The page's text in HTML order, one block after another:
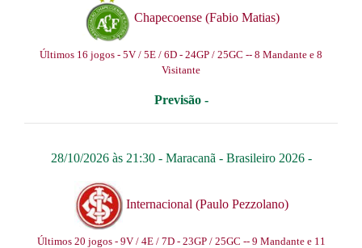
Chapecoense (Fabio Matias)
Últimos 16 jogos - 5V / 5E / 6D - 24GP / 25GC -- 8 Mandante e 8
Visitante
Previsão -
28/10/2026 às 21:30 - Maracanã - Brasileiro 2026-
Internacional (Paulo Pezzolano)
Últimos 20 jogos - 9V / 4E / 7D - 23GP / 25GC -- 9 Mandante e 11